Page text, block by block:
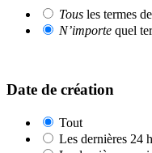
Tous les termes
N’importe quel
Date de création
Tout
Les dernières 24